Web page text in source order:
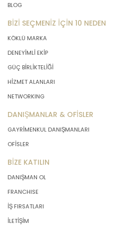
BLOG
BİZİ SEÇMENİZ İÇİN 10 NEDEN
KÖKLÜ MARKA
DENEYİMLİ EKİP
GÜÇ BİRLİKTELİĞİ
HİZMET ALANLARI
NETWORKING
DANIŞMANLAR & OFİSLER
GAYRİMENKUL DANIŞMANLARI
OFİSLER
BİZE KATILIN
DANIŞMAN OL
FRANCHISE
İŞ FIRSATLARI
İLETİŞİM